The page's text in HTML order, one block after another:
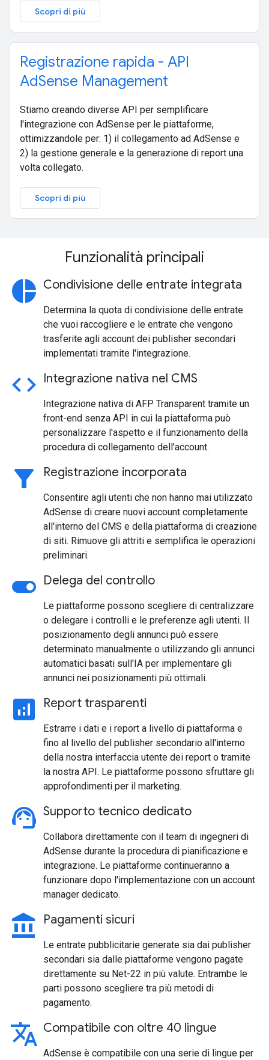
Scopri di più
Registrazione rapida - API
AdSense Management
Stiamo creando diverse API per semplificare
l'integrazione con AdSense per le piattaforme,
ottimizzandole per: 1) il collegamento ad AdSense e
2) la gestione generale e la generazione di report una
volta collegato.
Scopri di più
Funzionalità principali
pie_chart Condivisione delle entrate integrata
Determina la quota di condivisione delle entrate
che vuoi raccogliere e le entrate che vengono
trasferite agli account dei publisher secondari
implementati tramite l'integrazione.
code Integrazione nativa nel CMS
Integrazione nativa di AFP Transparent tramite un
front-end senza API in cui la piattaforma può
personalizzare l'aspetto e il funzionamento della
procedura di collegamento dell'account.
filter_alt Registrazione incorporata
Consentire agli utenti che non hanno mai utilizzato
AdSense di creare nuovi account completamente
all'interno del CMS e della piattaforma di creazione
di siti. Rimuove gli attriti e semplifica le operazioni
preliminari.
toggle_on Delega del controllo
Le piattaforme possono scegliere di centralizzare
o delegare i controlli e le preferenze agli utenti. Il
posizionamento degli annunci può essere
determinato manualmente o utilizzando gli annunci
automatici basati sull'IA per implementare gli
annunci nei posizionamenti più ottimali.
analytics Report trasparenti
Estrarre i dati e i report a livello di piattaforma e
fino al livello del publisher secondario all'interno
della nostra interfaccia utente dei report o tramite
la nostra API. Le piattaforme possono sfruttare gli
approfondimenti per il marketing.
support_agent Supporto tecnico dedicato
Collabora direttamente con il team di ingegneri di
AdSense durante la procedura di pianificazione e
integrazione. Le piattaforme continueranno a
funzionare dopo l'implementazione con un account
manager dedicato.
account_balance Pagamenti sicuri
Le entrate pubblicitarie generate sia dai publisher
secondari sia dalle piattaforme vengono pagate
direttamente su Net-22 in più valute. Entrambe le
parti possono scegliere tra più metodi di
pagamento.
translate Compatibile con oltre 40 lingue
AdSense è compatibile con una serie di lingue per